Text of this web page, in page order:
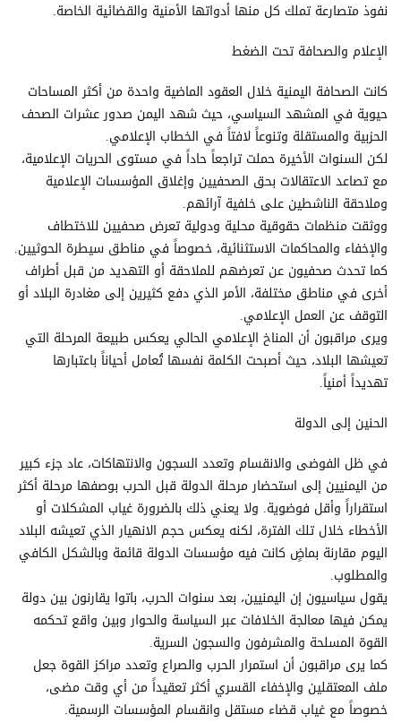
نفوذ متصارعة تملك كل منها أدواتها الأمنية والقضائية الخاصة.
الإعلام والصحافة تحت الضغط
كانت الصحافة اليمنية خلال العقود الماضية واحدة من أكثر المساحات
حيوية في المشهد السياسي، حيث شهد اليمن صدور عشرات الصحف
الحزبية والمستقلة وتنوعاً لافتاً في الخطاب الإعلامي.
لكن السنوات الأخيرة حملت تراجعاً حاداً في مستوى الحريات الإعلامية،
مع تصاعد الاعتقالات بحق الصحفيين وإغلاق المؤسسات الإعلامية
وملاحقة الناشطين على خلفية آرائهم.
ووثقت منظمات حقوقية محلية ودولية تعرض صحفيين للاختطاف
والإخفاء والمحاكمات الاستثنائية، خصوصاً في مناطق سيطرة الحوثيين.
كما تحدث صحفيون عن تعرضهم للملاحقة أو التهديد من قبل أطراف
أخرى في مناطق مختلفة، الأمر الذي دفع كثيرين إلى مغادرة البلاد أو
التوقف عن العمل الإعلامي.
ويرى مراقبون أن المناخ الإعلامي الحالي يعكس طبيعة المرحلة التي
تعيشها البلاد، حيث أصبحت الكلمة نفسها تُعامل أحياناً باعتبارها
تهديداً أمنياً.
الحنين إلى الدولة
في ظل الفوضى والانقسام وتعدد السجون والانتهاكات، عاد جزء كبير
من اليمنيين إلى استحضار مرحلة الدولة قبل الحرب بوصفها مرحلة أكثر
استقراراً وأقل فوضوية. ولا يعني ذلك بالضرورة غياب المشكلات أو
الأخطاء خلال تلك الفترة، لكنه يعكس حجم الانهيار الذي تعيشه البلاد
اليوم مقارنة بماضٍ كانت فيه مؤسسات الدولة قائمة وبالشكل الكافي
والمطلوب.
يقول سياسيون إن اليمنيين، بعد سنوات الحرب، باتوا يقارنون بين دولة
يمكن فيها معالجة الخلافات عبر السياسة والحوار وبين واقع تحكمه
القوة المسلحة والمشرفون والسجون السرية.
كما يرى مراقبون أن استمرار الحرب والصراع وتعدد مراكز القوة جعل
ملف المعتقلين والإخفاء القسري أكثر تعقيداً من أي وقت مضى،
خصوصاً مع غياب قضاء مستقل وانقسام المؤسسات الرسمية.